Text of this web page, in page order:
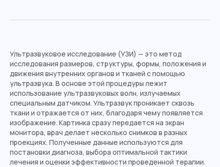
Ультразвуковое исследование (УЗИ) — это метод
исследования размеров, структуры, формы, положения и
движения внутренних органов и тканей с помощью
ультразвука. В основе этой процедуры лежит
использование ультразвуковых волн, излучаемых
специальным датчиком. Ультразвук проникает сквозь
ткани и отражается от них, благодаря чему появляется
изображение. Картинка сразу передается на экран
монитора, врач делает несколько снимков в разных
проекциях. Полученные данные используются для
постановки диагноза, выбора оптимальной тактики
лечения и оценки эффективности проведенной терапии.